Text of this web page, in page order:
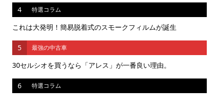
4 特選コラム
これは大発明！簡易脱着式のスモークフィルムが誕生
5 最強の中古車
30セルシオを買うなら「アレス」が一番良い理由。
6 特選コラム